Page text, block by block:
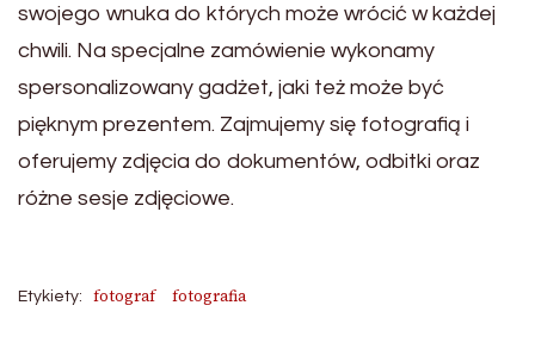
swojego wnuka do których może wrócić w każdej
chwili. Na specjalne zamówienie wykonamy
spersonalizowany gadżet, jaki też może być
pięknym prezentem. Zajmujemy się fotografią i
oferujemy zdjęcia do dokumentów, odbitki oraz
różne sesje zdjęciowe.
Etykiety: fotograf fotografia